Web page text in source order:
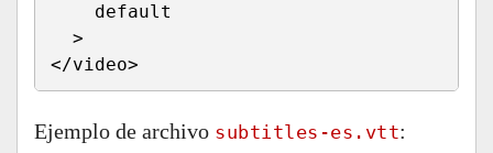
    default
  >
</video>
Ejemplo de archivo subtitles-es.vtt: